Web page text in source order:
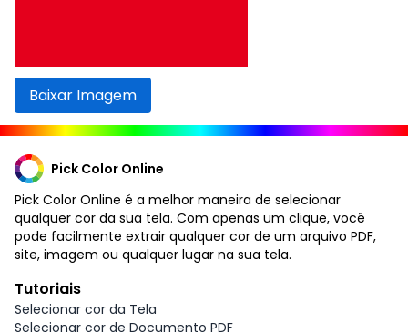
Baixar Imagem
Pick Color Online
Pick Color Online é a melhor maneira de selecionar
qualquer cor da sua tela. Com apenas um clique, você
pode facilmente extrair qualquer cor de um arquivo PDF,
site, imagem ou qualquer lugar na sua tela.
Tutoriais
Selecionar cor da Tela
Selecionar cor de Documento PDF